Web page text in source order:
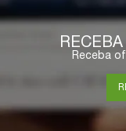
Receba